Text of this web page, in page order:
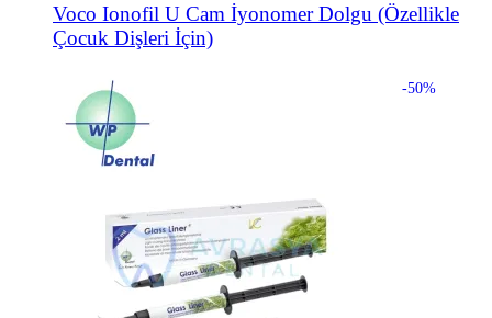
Voco Ionofil U Cam İyonomer Dolgu (Özellikle
Çocuk Dişleri İçin)
-50%